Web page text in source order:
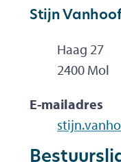
Stijn
Haag 27
,2400 Mol
E-mailadres